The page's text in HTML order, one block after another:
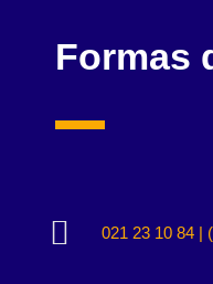
Formas
 021 23 10 84 |